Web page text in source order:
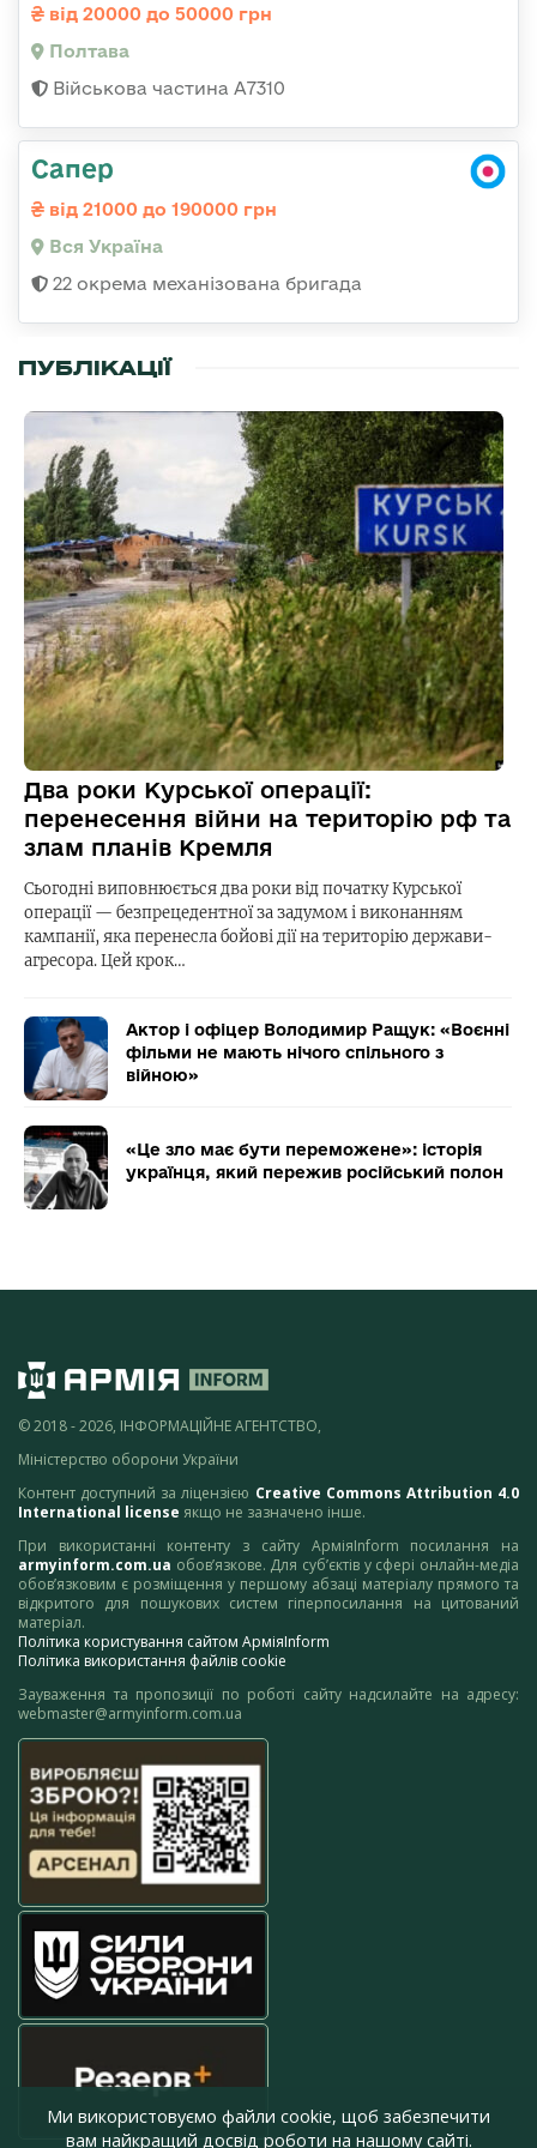
від 20000 до 50000 грн
Полтава
Військова частина А7310
Сапер
від 21000 до 190000 грн
Вся Україна
22 окрема механізована бригада
ПУБЛІКАЦІЇ
Два роки Курської операції:
перенесення війни на територію рф та
злам планів Кремля
Сьогодні виповнюється два роки від початку Курської
операції — безпрецедентної за задумом і виконанням
кампанії, яка перенесла бойові дії на територію держави-
агресора. Цей крок…
Актор і офіцер Володимир Ращук: «Воєнні
фільми не мають нічого спільного з
війною»
«Це зло має бути переможене»: історія
українця, який пережив російський полон
© 2018 - 2026, ІНФОРМАЦІЙНЕ АГЕНТСТВО,
Міністерство оборони України
Контент доступний за ліцензією Creative Commons Attribution 4.0
International license якщо не зазначено інше.
При використанні контенту з сайту АрміяInform посилання на
armyinform.com.ua обов’язкове. Для суб’єктів у сфері онлайн-медіа
обов’язковим є розміщення у першому абзаці матеріалу прямого та
відкритого для пошукових систем гіперпосилання на цитований
матеріал.
Політика користування сайтом АрміяInform
Політика використання файлів cookie
Зауваження та пропозиції по роботі сайту надсилайте на адресу:
webmaster@armyinform.com.ua
Ми використовуємо файли cookie, щоб забезпечити
вам найкращий досвід роботи на нашому сайті.